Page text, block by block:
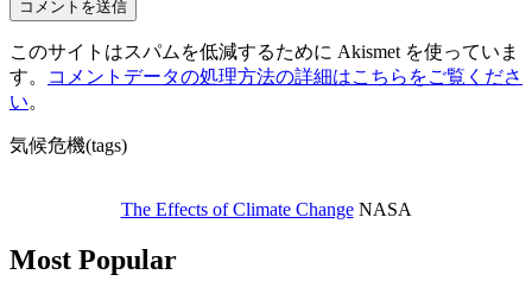
このサイトはスパムを低減するために Akismet を使っていま
す。
コメントデータの処理方法の詳細はこちらをご覧くださ
い。
気候危機(tags)
The Effects of Climate ChangeNASA
Most Popular